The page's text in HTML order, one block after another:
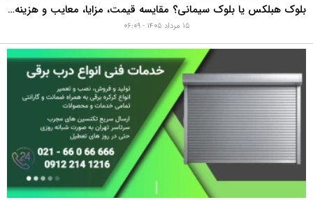
بلوک هبلکس یا بلوک سیمانی؟ مقایسه قیمت، مزایا، معایب و هزینه واقعی اجرای دیوار
۱۵ مرداد ۱۴۰۵ - ۰۶:۰۹